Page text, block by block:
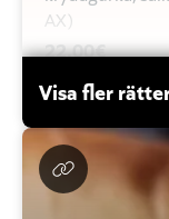
AX
22.00€
Dino's double
cheddarost,
frites,
24.00€
Visa fler